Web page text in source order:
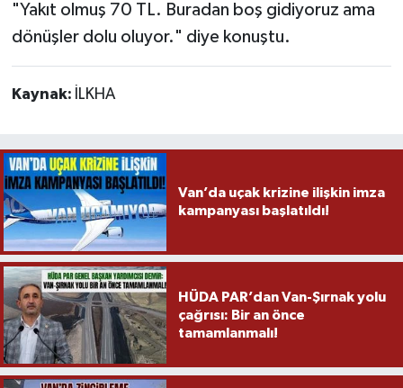
"Yakıt olmuş 70 TL. Buradan boş gidiyoruz ama
dönüşler dolu oluyor." diye konuştu.
Kaynak: İLKHA
Van’da uçak krizine ilişkin imza
kampanyası başlatıldı!
HÜDA PAR’dan Van-Şırnak yolu
çağrısı: Bir an önce
tamamlanmalı!